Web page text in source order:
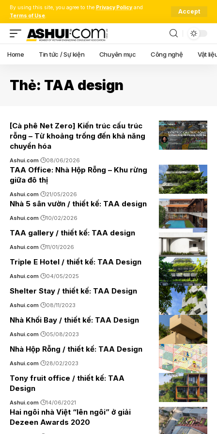
By using this site, you agree to the Privacy Policy and
Terms of Use.
Accept
Home Tin tức / Sự kiện Chuyên mục Công nghệ Vật
Thẻ: TAA design
[Cà phê Net Zero] Kiến trúc cấu trúc
rỗng – Từ khoảng trống đến khả năng
chuyển hóa
Ashui.com 08/06/2026
TAA Office: Nhà Hộp Rỗng – Khu rừng
giữa đô thị
Ashui.com 21/05/2026
Nhà 5 sân vườn / thiết kế: TAA design
Ashui.com 10/02/2026
TAA gallery / thiết kế: TAA design
Ashui.com 11/01/2026
Triple E Hotel / thiết kế: TAA Design
Ashui.com 04/05/2025
Shelter Stay / thiết kế: TAA Design
Ashui.com 08/11/2023
Nhà Khối Bay / thiết kế: TAA Design
Ashui.com 05/08/2023
Nhà Hộp Rỗng / thiết kế: TAA Design
Ashui.com 28/02/2023
Tony fruit office / thiết kế: TAA
Design
Ashui.com 14/06/2021
Hai ngôi nhà Việt “lên ngôi” ở giải
Dezeen Awards 2020